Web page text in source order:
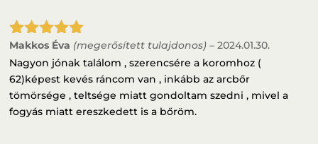
Értékelés:
5/ 5
Makkos Éva (megerősített tulajdonos) – 2024.01.30.
Nagyon jónak találom , szerencsére a koromhoz (
62)képest kevés ráncom van , inkább az arcbőr
tömörsége , teltsége miatt gondoltam szedni , mivel a
fogyás miatt ereszkedett is a bőröm.